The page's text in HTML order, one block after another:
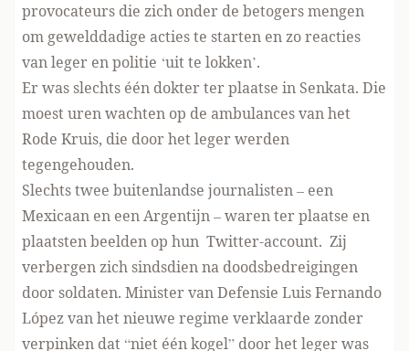
provocateurs die zich onder de betogers mengen
om gewelddadige acties te starten en zo reacties
van leger en politie ‘uit te lokken’.
Er was slechts één dokter ter plaatse in Senkata. Die
moest uren wachten op de ambulances van het
Rode Kruis, die door het leger werden
tegengehouden.
Slechts twee buitenlandse journalisten – een
Mexicaan en een Argentijn – waren ter plaatse en
plaatsten beelden op hun Twitter-account. Zij
verbergen zich sindsdien na doodsbedreigingen
door soldaten. Minister van Defensie Luis Fernando
López van het nieuwe regime verklaarde zonder
verpinken dat “niet één kogel” door het leger was